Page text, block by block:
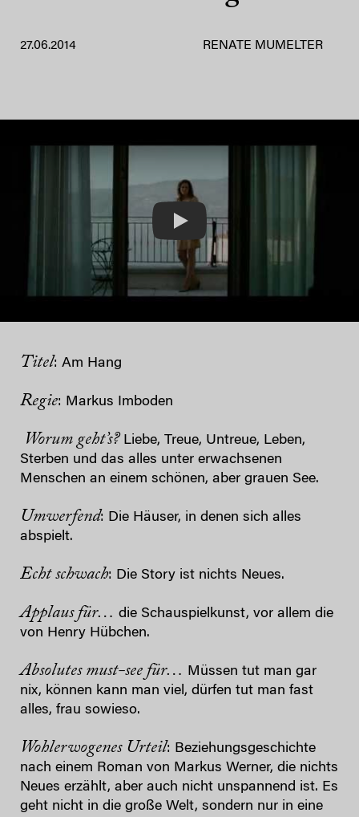
27.06.2014 RENATE MUMELTER
Titel: Am Hang
Regie: Markus Imboden
Worum geht’s?Liebe, Treue, Untreue, Leben,
Sterben und das alles unter erwachsenen
Menschen an einem schönen, aber grauen See.
Umwerfend: Die Häuser, in denen sich alles
abspielt.
Echt schwach: Die Story ist nichts Neues.
Applaus für… die Schauspielkunst, vor allem die
von Henry Hübchen.
Absolutes must-see für… Müssen tut man gar
nix, können kann man viel, dürfen tut man fast
alles, frau sowieso.
Wohlerwogenes Urteil: Beziehungsgeschichte
nach einem Roman von Markus Werner, die nichts
Neues erzählt, aber auch nicht unspannend ist. Es
geht nicht in die große Welt, sondern nur in eine